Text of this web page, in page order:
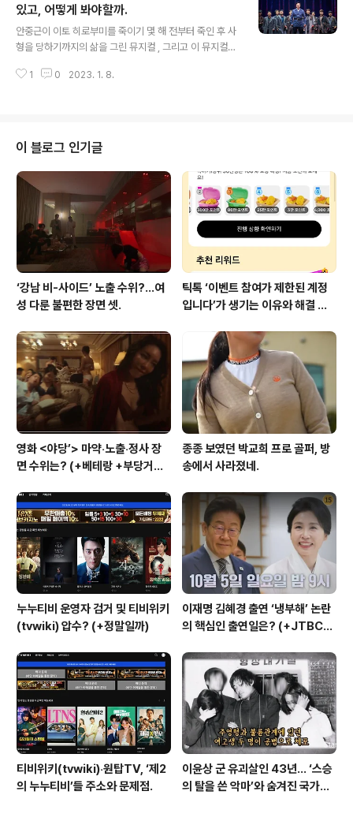
인 연기력과 성량을 자랑한 정성화가 머리채를 잡고 제대
로 끌고 가고 있었고, 나문희, 김고은, 조재윤, 배정남, 이현
우, 박진주 등이 각각 자기 몫을 해냈다. 특히 안중근 어머
니 조마리아 역을 맡은 나문희 배우가 아들을 떠나보내며
노래를 부르는 순간은 그 자체로 감동이다. (여기서는 그냥
있고, 어떻게 봐야할까.
안중근이 이토 히로부미를 죽이기 몇 해 전부터 죽인 후 사
형을 당하기까지의 삶을 그린 뮤지컬 , 그리고 이 뮤지컬을
른 형태로 관객들과 각각 만나고 있다. 현재 영화 은 200
실패했는가. 적잖은 이들이 즉 와 붙어서 이 같은 결과가 나
왔다고 말한다. 그러나 장르가 다르고, 개봉관 선호 자체가
다른 두 영화가 ‘경쟁’을 했다는 것은 잘못된 분석이다. 관
www.neocross.net 정확한 데이터가 나와 있지 않아,
영화와 뮤지컬이 각각 어느 방향으로 영향을 미치는지 알
기는..
1 0 2023. 1. 8.
이 블로그 인기글
‘강남 비-사이드’ 노출 수위?…여
성 다룬 불편한 장면 셋.
틱톡 ‘이벤트 참여가 제한된 계정
입니다’가 생기는 이유와 해결 방
영화 <야당’> 마약‧노출‧정사 장
면 수위는? (+베테랑 +부당거래
종종 보였던 박교희 프로 골퍼, 방
송에서 사라졌네.
누누티비 운영자 검거 및 티비위키
(tvwiki) 압수? (+정말일까)
이재명 김혜경 출연 ‘냉부해’ 논란
의 핵심인 출연일은? (+JTBC
티비위키(tvwiki)‧원탑TV, ‘제2
의 누누티비’들 주소와 문제점.
이윤상 군 유괴살인 43년… ‘스승
의 탈을 쓴 악마’와 숨겨진 국가폭